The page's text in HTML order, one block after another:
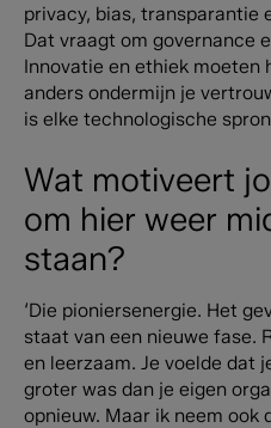
privacy, bias, transparantie
Dat vraagt om governance
Innovatie en ethiek moeten
anders ondermijn je
is elke technologische
Wat motiveert
om hier weer
staan?
‘Die pioniersenergie. Het
staat van een nieuwe fase.
en leerzaam. Je voelde dat
groter was dan je eigen
opnieuw. Maar ik neem ook